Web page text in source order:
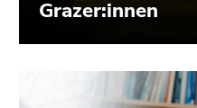
Grazer:innen